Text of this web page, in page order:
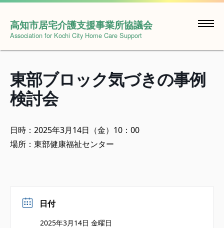
Skip
content
高知市居宅介護支援事業所協議会
Association for Kochi City Home Care Support
東部ブロック気づきの事例
検討会
日時：2025年3月14日（金）10：00
場所：東部健康福祉センター
日付
2025年3月14日 金曜日